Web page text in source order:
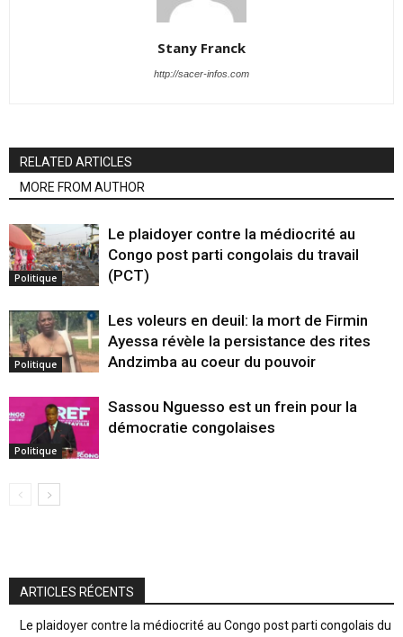
Stany Franck
http://sacer-infos.com
RELATED ARTICLES
MORE FROM AUTHOR
Politique
Le plaidoyer contre la médiocrité au
Congo post parti congolais du travail
(PCT)
Politique
Les voleurs en deuil: la mort de Firmin
Ayessa révèle la persistance des rites
Andzimba au coeur du pouvoir
Politique
Sassou Nguesso est un frein pour la
démocratie congolaises
ARTICLES RÉCENTS
Le plaidoyer contre la médiocrité au Congo post parti congolais du